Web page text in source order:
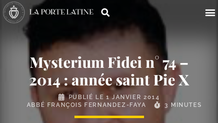
Mysterium Fidei n° 74 –
2014 : année saint Pie X
PUBLIÉ LE 1 JANVIER 2014
ABBÉ FRANÇOIS FERNANDEZ-FAYA
3 MINUTES